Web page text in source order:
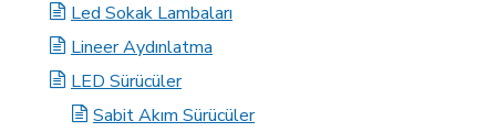
Led Sokak Lambaları
Lineer Aydınlatma
LED Sürücüler
Sabit Akım Sürücüler